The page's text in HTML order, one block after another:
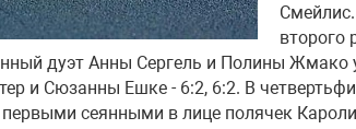
второго
дуэт Анны Сергель и Полины Жмако
и Сюзанны Ешке - 6:2, 6:2. В
сеянными в лице полячек